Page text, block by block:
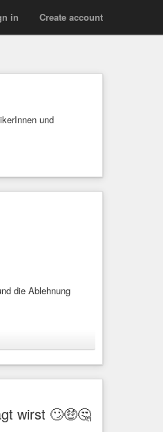
Create account
in
und
die Ablehnung
#Faschisten
wirst 🙄🤑🤔